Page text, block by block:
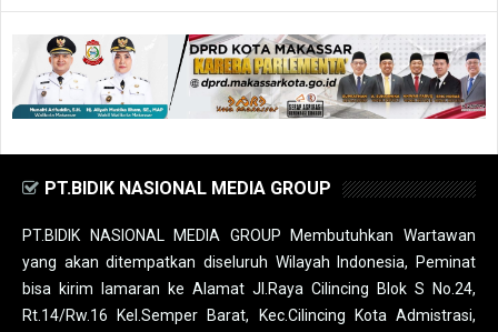
PT.BIDIK NASIONAL MEDIA GROUP
PT.BIDIK NASIONAL MEDIA GROUP Membutuhkan Wartawan
yang akan ditempatkan diseluruh Wilayah Indonesia, Peminat
bisa kirim lamaran ke Alamat Jl.Raya Cilincing Blok S No.24,
Rt.14/Rw.16 Kel.Semper Barat, Kec.Cilincing Kota Admistrasi,